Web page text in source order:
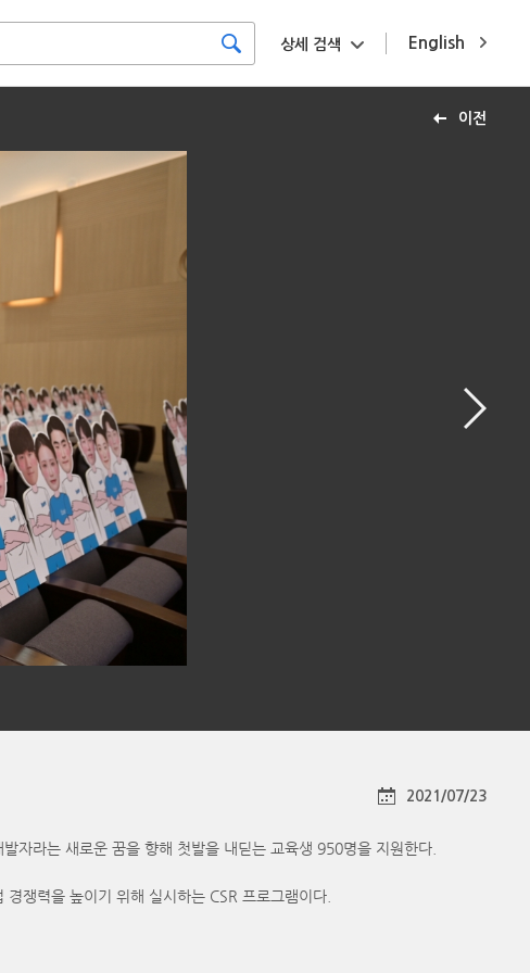
English
상세 검색
이전
2021/07/23
라는 새로운 꿈을 향해 첫발을 내딛는 교육생 950명을 지원한다.
쟁력을 높이기 위해 실시하는 CSR 프로그램이다.